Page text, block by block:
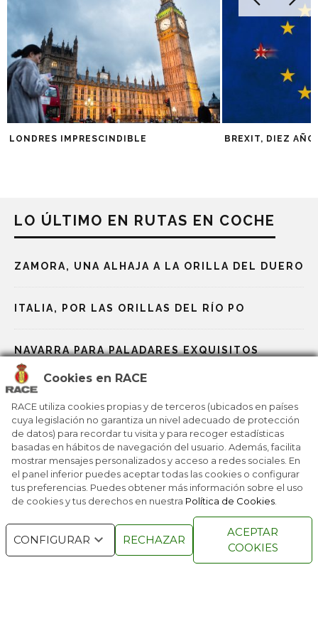
Cookies en RACE
RACE utiliza cookies propias y de terceros (ubicados en países
cuya legislación no garantiza un nivel adecuado de protección
de datos) para recordar tu visita y para recoger estadísticas
basadas en hábitos de navegación del usuario. Además, facilita
mostrar mensajes personalizados y acceso a redes sociales. En
el panel inferior puedes aceptar todas las cookies o configurar
tus preferencias. Puedes obtener más información sobre el uso
de cookies y tus derechos en nuestra Política de Cookies
CONFIGURAR RECHAZAR
ACEPTAR
COOKIES
LONDRES IMPRESCINDIBLE BREXIT, DIEZ
LO ÚLTIMO EN RUTAS EN COCHE
ZAMORA, UNA ALHAJA A LA ORILLA DEL DUERO
ITALIA, POR LAS ORILLAS DEL RÍO PO
NAVARRA PARA PALADARES EXQUISITOS
ALBACETE Y SU RUTA CERVANTINA
UN MUSEO DE COCHES… EN EL CAMINO DE
SANTIAGO FRANCÉS
TODOS LOS DERECHOS
RESERVADOS